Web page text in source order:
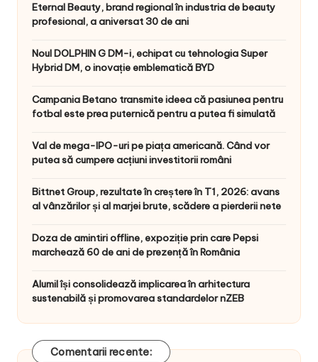
Eternal Beauty, brand regional în industria de beauty
profesional, a aniversat 30 de ani
Noul DOLPHIN G DM-i, echipat cu tehnologia Super
Hybrid DM, o inovație emblematică BYD
Campania Betano transmite ideea că pasiunea pentru
fotbal este prea puternică pentru a putea fi simulată
Val de mega-IPO-uri pe piața americană. Când vor
putea să cumpere acțiuni investitorii români
Bittnet Group, rezultate în creștere în T1, 2026: avans
al vânzărilor și al marjei brute, scădere a pierderii nete
Doza de amintiri offline, expoziție prin care Pepsi
marchează 60 de ani de prezență în România
Alumil își consolidează implicarea în arhitectura
sustenabilă și promovarea standardelor nZEB
Comentarii recente: